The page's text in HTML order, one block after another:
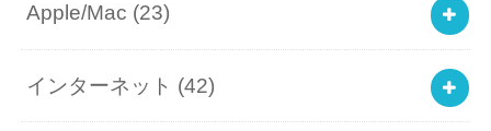
Apple/Mac (23)
インターネット (42)